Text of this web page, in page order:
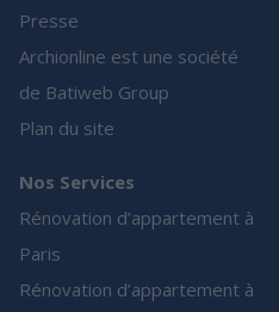
Presse
Archionline est une société
de Batiweb Group
Plan du site
Nos Services
Rénovation d’appartement à
Paris
Rénovation d’appartement à